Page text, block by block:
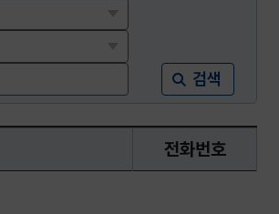
검색
전화번호